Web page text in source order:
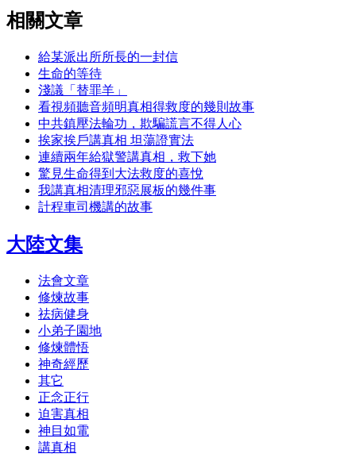
相關文章
給某派出所所長的一封信
生命的等待
淺議「替罪羊」
看視頻聽音頻明真相得救度的幾則故事
中共鎮壓法輪功，欺騙謊言不得人心
挨家挨戶講真相 坦蕩證實法
連續兩年給獄警講真相，救下她
驚見生命得到大法救度的喜悅
我講真相清理邪惡展板的幾件事
計程車司機講的故事
大陸文集
法會文章
修煉故事
祛病健身
小弟子園地
修煉體悟
神奇經歷
其它
正念正行
迫害真相
神目如電
講真相